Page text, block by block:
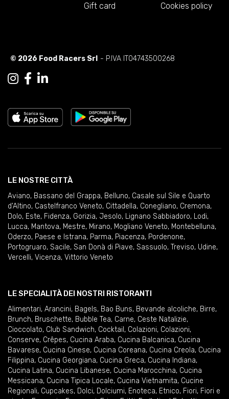
Gift card
Cookies policy
© 2026 Food Racers Srl - P.IVA IT04743500268
LE NOSTRE CITTÀ
Aviano, Bassano del Grappa, Belluno, Casale sul Sile e Quarto
d'Altino, Castelfranco Veneto, Cittadella, Conegliano, Cremona,
Dolo, Este, Fidenza, Gorizia, Jesolo, Lignano Sabbiadoro, Lodi,
Lucca, Mantova, Mestre, Mirano, Mogliano Veneto, Montebelluna,
Oderzo, Paese e Istrana, Parma, Piacenza, Pordenone,
Portogruaro, Sacile, San Donà di Piave, Sassuolo, Treviso, Udine,
Vercelli, Vicenza, Vittorio Veneto
LE SPECIALITÀ DEI NOSTRI RISTORANTI
Alimentari, Arancini, Bagels, Bao Buns, Bevande alcoliche, Birre,
Brunch, Bruschette, Bubble Tea, Carne, Ceste Natalizie,
Cioccolato, Club Sandwich, Cocktail , Colazioni, Colazioni,
Conserve, Crêpes, Cucina Araba, Cucina Balcanica, Cucina
Bavarese, Cucina Cinese, Cucina Coreana, Cucina Creola, Cucina
Filippina, Cucina Georgiana, Cucina Greca, Cucina Indiana,
Cucina Latina, Cucina Libanese, Cucina Marocchina, Cucina
Messicana, Cucina Tipica Locale, Cucina Vietnamita, Cucine
Regionali, Cupcakes, Dolci, Dolciumi, Enoteca, Etnico, Fiori, Fiori e